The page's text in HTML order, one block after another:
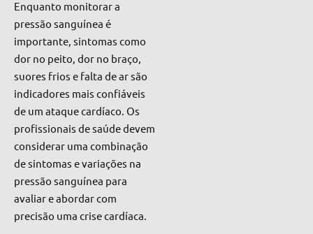
Enquanto monitorar a
pressão sanguínea é
importante, sintomas como
dor no peito, dor no braço,
suores frios e falta de ar são
indicadores mais confiáveis
de um ataque cardíaco. Os
profissionais de saúde devem
considerar uma combinação
de sintomas e variações na
pressão sanguínea para
avaliar e abordar com
precisão uma crise cardíaca.